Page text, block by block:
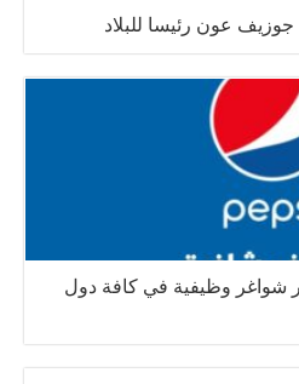
جوزيف عون رئيسا للبلاد
شواغر وظيفية في كافة دول